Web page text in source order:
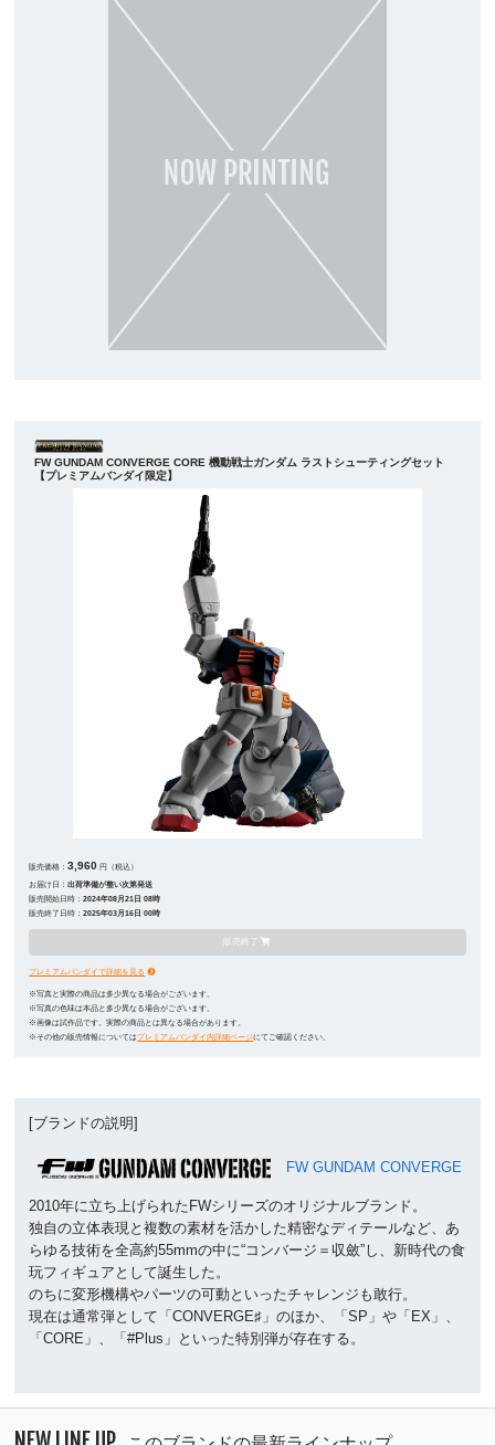
FW GUNDAM CONVERGE CORE 機動戦士ガンダム ラストシューティングセット
【プレミアムバンダイ限定】
販売価格：3,960 円（税込）
お届け日：出荷準備が整い次第発送
販売開始日時：2024年08月21日 08時
販売終了日時：2025年03月16日 00時
販売終了
プレミアムバンダイで詳細を見る
※写真と実際の商品は多少異なる場合がございます。
※写真の色味は本品と多少異なる場合がございます。
※画像は試作品です。実際の商品とは異なる場合があります。
※その他の販売情報についてはプレミアムバンダイ内詳細ページにてご確認ください。
[ブランドの説明]
FW GUNDAM CONVERGE
2010年に立ち上げられたFWシリーズのオリジナルブランド。
独自の立体表現と複数の素材を活かした精密なディテールなど、あ
らゆる技術を全高約55mmの中に“コンバージ＝収斂”し、新時代の食
玩フィギュアとして誕生した。
のちに変形機構やパーツの可動といったチャレンジも敢行。
現在は通常弾として「CONVERGE♯」のほか、「SP」や「EX」、
「CORE」、「#Plus」といった特別弾が存在する。